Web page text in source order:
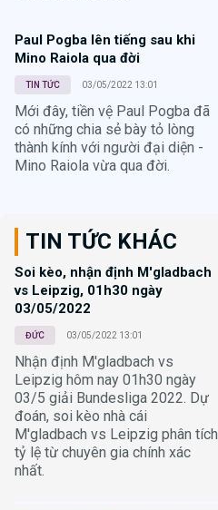
Paul Pogba lên tiếng sau khi
Mino Raiola qua đời
TIN TỨC 03/05/2022 13:01
Mới đây, tiền vệ Paul Pogba đã
có những chia sẻ bày tỏ lòng
thành kính với người đại diện -
Mino Raiola vừa qua đời.
TIN TỨC KHÁC
Soi kèo, nhận định M'gladbach
vs Leipzig, 01h30 ngày
03/05/2022
ĐỨC 03/05/2022 13:01
Nhận định M'gladbach vs
Leipzig hôm nay 01h30 ngày
03/5 giải Bundesliga 2022. Dự
đoán, soi kèo nhà cái
M'gladbach vs Leipzig phân tích
tỷ lệ từ chuyên gia chính xác
nhất.